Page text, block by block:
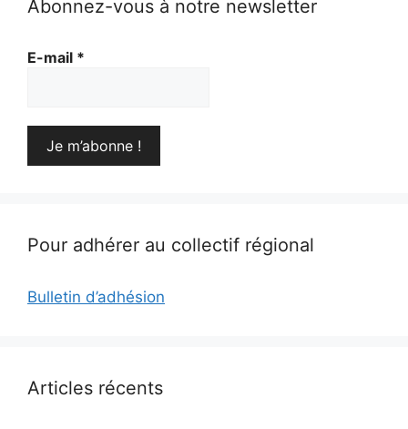
Abonnez-vous à notre newsletter
E-mail *
Pour adhérer au collectif régional
Bulletin d’adhésion
Articles récents